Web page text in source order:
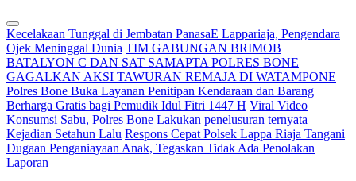
Kecelakaan Tunggal di Jembatan PanasaE Lappariaja, Pengendara
Ojek Meninggal Dunia TIM GABUNGAN BRIMOB
BATALYON C DAN SAT SAMAPTA POLRES BONE
GAGALKAN AKSI TAWURAN REMAJA DI WATAMPONE
Polres Bone Buka Layanan Penitipan Kendaraan dan Barang
Berharga Gratis bagi Pemudik Idul Fitri 1447 H Viral Video
Konsumsi Sabu, Polres Bone Lakukan penelusuran ternyata
Kejadian Setahun Lalu Respons Cepat Polsek Lappa Riaja Tangani
Dugaan Penganiayaan Anak, Tegaskan Tidak Ada Penolakan
Laporan